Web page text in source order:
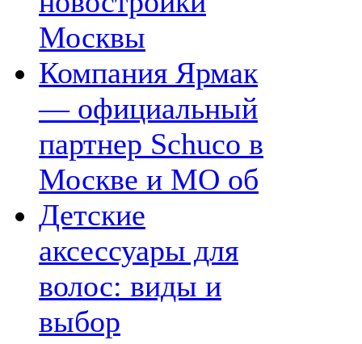
Москвы
Компания Ярмак
— официальный
партнер Schuco в
Москве и МО об
Детские
аксессуары для
волос: виды и
выбор